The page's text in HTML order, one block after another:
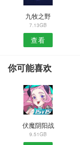
九牧之野
7.13GB
查看
你可能喜欢
伏魔阴阳战
9.51GB